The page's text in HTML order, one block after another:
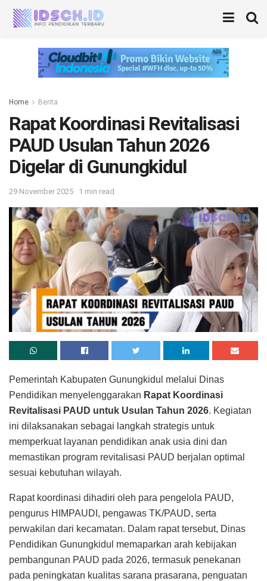
Home Berita
Rapat Koordinasi Revitalisasi
PAUD Usulan Tahun 2026
Digelar di Gunungkidul
29 November 2025 1 min read
Pemerintah Kabupaten Gunungkidul melalui Dinas
Pendidikan menyelenggarakan Rapat Koordinasi
Revitalisasi PAUD untuk Usulan Tahun 2026. Kegiatan
ini dilaksanakan sebagai langkah strategis untuk
memperkuat layanan pendidikan anak usia dini dan
memastikan program revitalisasi PAUD berjalan optimal
sesuai kebutuhan wilayah.
Rapat koordinasi dihadiri oleh para pengelola PAUD,
pengurus HIMPAUDI, pengawas TK/PAUD, serta
perwakilan dari kecamatan. Dalam rapat tersebut, Dinas
Pendidikan Gunungkidul memaparkan arah kebijakan
pembangunan PAUD pada 2026, termasuk penekanan
pada peningkatan kualitas sarana prasarana, penguatan